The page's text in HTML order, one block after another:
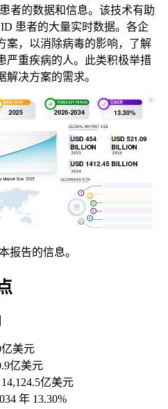
者的数据和信息。该技术有助
患者的大量实时数据。各企
案，以消除病毒的影响，了解
严重疾病的人。此类积极举措
决方案的需求。
报告的信息。
亿美元
亿美元
亿美元
年 13.30%